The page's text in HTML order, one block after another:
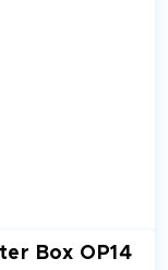
Box OP14